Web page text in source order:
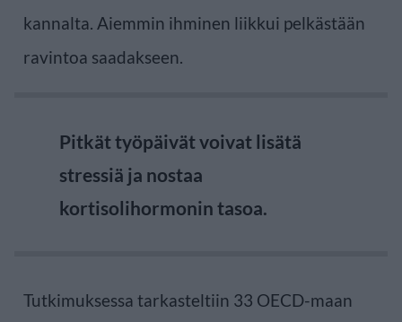
kannalta. Aiemmin ihminen liikkui pelkästään
ravintoa saadakseen.
Pitkät työpäivät voivat lisätä
stressiä ja nostaa
kortisolihormonin tasoa.
Tutkimuksessa tarkasteltiin 33 OECD-maan